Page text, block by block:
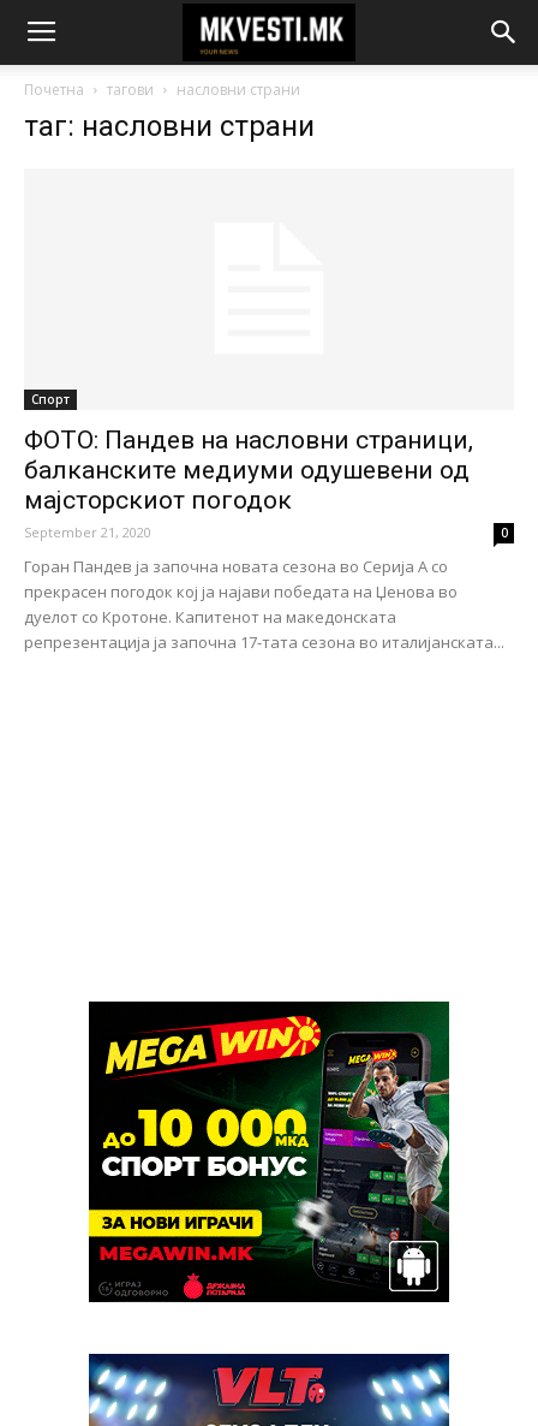
Почетна тагови насловни страни
таг: насловни страни
Спорт
ФОТО: Пандев на насловни страници,
балканските медиуми одушевени од
мајсторскиот погодок
September 21, 2020 0
Горан Пандев ја започна новата сезона во Серија А со
прекрасен погодок кој ја најави победата на Џенова во
дуелот со Кротоне. Капитенот на македонската
репрезентација ја започна 17-тата сезона во италијанската...